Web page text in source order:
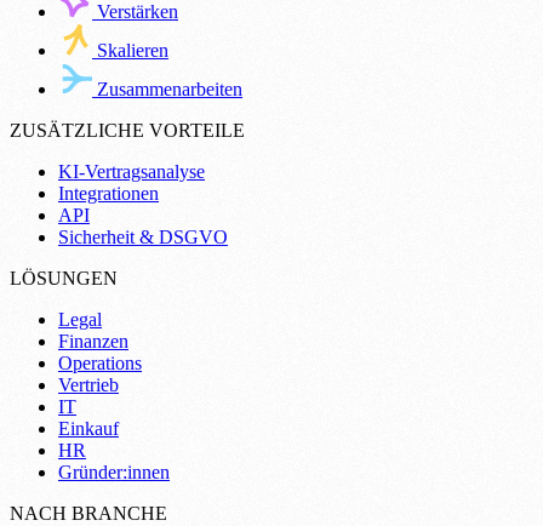
Verstärken
Skalieren
Zusammenarbeiten
ZUSÄTZLICHE VORTEILE
KI-Vertragsanalyse
Integrationen
API
Sicherheit & DSGVO
LÖSUNGEN
Legal
Finanzen
Operations
Vertrieb
IT
Einkauf
HR
Gründer:innen
NACH BRANCHE